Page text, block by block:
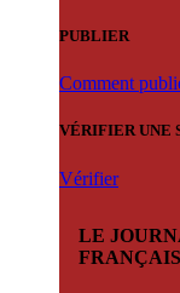
PUBLIER
Comment
VÉRIFIER UNE
Vérifier
LE